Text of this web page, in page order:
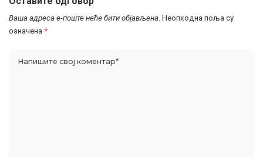
Ваша адреса е-поште неће бити објављена. Неопходна поља су
означена *